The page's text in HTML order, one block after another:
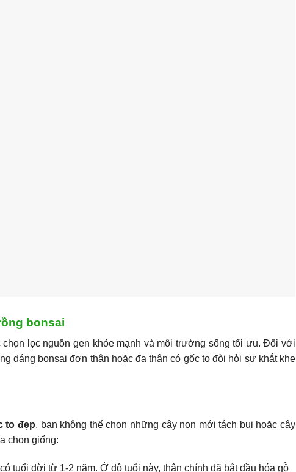
bonsai
lọc nguồn gen khỏe mạnh và môi trường sống tối ưu. Đối với
dáng bonsai đơn thân hoặc đa thân có gốc to đòi hỏi sự khắt khe
to đẹp, bạn không thể chọn những cây non mới tách bụi hoặc cây
chọn giống:
tuổi đời từ 1-2 năm. Ở độ tuổi này, thân chính đã bắt đầu hóa gỗ